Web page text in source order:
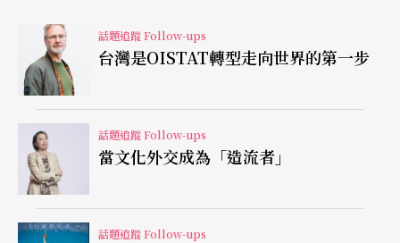
部門、藝術家）交流溝通。
Flora笑說，新崗位讓她把在加入藝術節工作前的經
驗也全數用上了。回顧她穿梭於演藝界和商界之間
所累計的經驗，讓她更容易了解彼此的難處，較另
類前衛和具探索性的藝術固然要讓觀眾認識，但在
營運上，面對現實問題時就需要多方面的考慮。她
話題追蹤 Follow-ups
台灣是OISTAT轉型走向世界的第一步
話題追蹤 Follow-ups
當文化外交成為「造流者」
話題追蹤 Follow-ups